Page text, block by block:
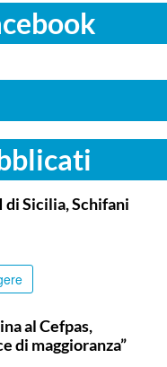
Sicilia, Schifani
al Cefpas,
di maggioranza”